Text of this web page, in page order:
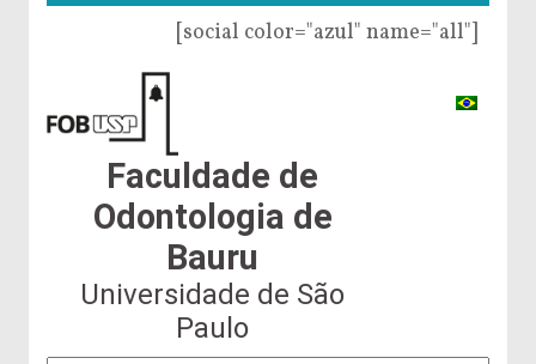
[social color="azul" name="all"]
Faculdade de
Odontologia de
Bauru
Universidade de São
Paulo